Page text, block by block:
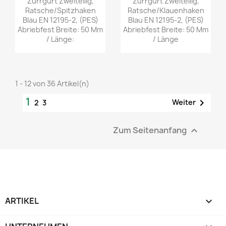
Ratsche/Spitzhaken
Blau EN 12195-2, (PES)
Abriebfest Breite: 50 Mm
/ Länge:
Ratsche/Klauenhaken
Blau EN 12195-2, (PES)
Abriebfest Breite: 50 Mm
/ Länge
1 - 12 von 36 Artikel(n)
1 2 3 Weiter 
Zum Seitenanfang 
ARTIKEL 